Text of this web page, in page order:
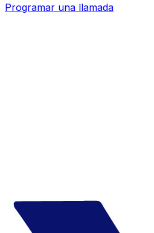
Programar una llamada